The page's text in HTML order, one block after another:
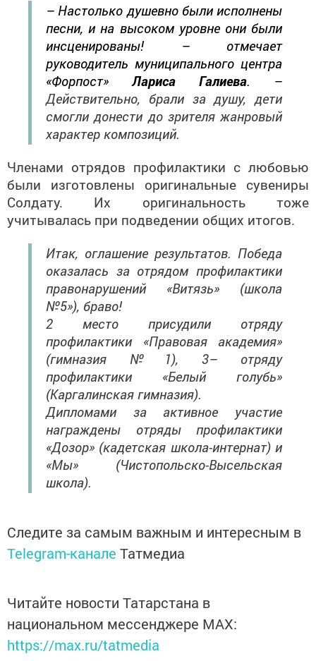
– Настолько душевно были исполнены
песни, и на высоком уровне они были
инсценированы! – отмечает
руководитель муниципального центра
«Форпост» Лариса Галиева. –
Действительно, брали за душу, дети
смогли донести до зрителя жанровый
характер композиций.
Членами отрядов профилактики с любовью
были изготовлены оригинальные сувениры
Солдату. Их оригинальность тоже
учитывалась при подведении общих итогов.
Итак, оглашение результатов. Победа
оказалась за отрядом профилактики
правонарушений «Витязь» (школа
№5»), браво!
2 место присудили отряду
профилактики «Правовая академия»
(гимназия №1), 3– отряду
профилактики «Белый голубь»
(Каргалинская гимназия).
Дипломами за активное участие
награждены отряды профилактики
«Дозор» (кадетская школа-интернат) и
«Мы» (Чистопольско-Высельская
школа).
Следите за самым важным и интересным в
Telegram-канале Татмедиа
Читайте новости Татарстана в
национальном мессенджере MАХ:
https://max.ru/tatmedia